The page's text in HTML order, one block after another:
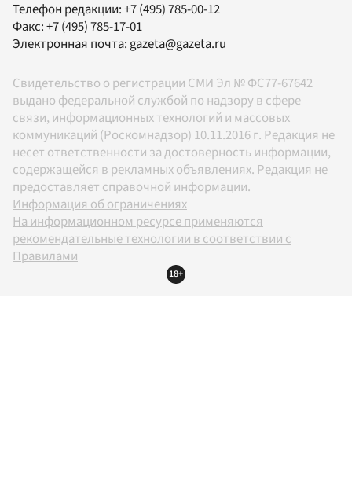
Телефон редакции:+7 (495) 785-00-12
Факс:+7 (495) 785-17-01
Электронная почта: gazeta@gazeta.ru
Свидетельство о регистрации СМИ Эл № ФС77-67642
выдано федеральной службой по надзору в сфере
связи, информационных технологий и массовых
коммуникаций (Роскомнадзор) 10.11.2016 г. Редакция не
несет ответственности за достоверность информации,
содержащейся в рекламных объявлениях. Редакция не
предоставляет справочной информации.
Информация об ограничениях
На информационном ресурсе применяются
рекомендательные технологии в соответствии с
Правилами
18+